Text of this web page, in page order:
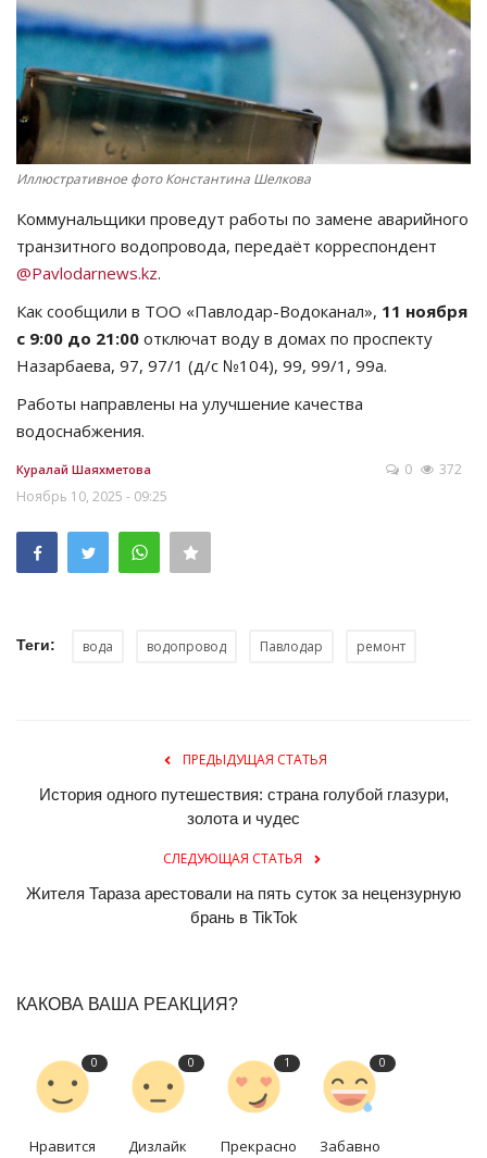
СПОРТ
Чек-лист
РАЗВЛЕЧЕНИЯ
Курултай
Язык
Қазақша Русский
Иллюстративное фото Константина Шелкова
Коммунальщики проведут работы по замене аварийного
транзитного водопровода, передаёт корреспондент
@Pavlodarnews.kz.
Как сообщили в ТОО «Павлодар-Водоканал», 11 ноября
с 9:00 до 21:00 отключат воду в домах по проспекту
Назарбаева, 97, 97/1 (д/с №104), 99, 99/1, 99а.
Работы направлены на улучшение качества
водоснабжения.
Куралай Шаяхметова
Ноябрь 10, 2025 - 09:25
0 372
Теги: вода водопровод Павлодар ремонт
ПРЕДЫДУЩАЯ СТАТЬЯ
История одного путешествия: страна голубой глазури,
золота и чудес
СЛЕДУЮЩАЯ СТАТЬЯ
Жителя Тараза арестовали на пять суток за нецензурную
брань в TikTok
КАКОВА ВАША РЕАКЦИЯ?
0
Нравится
0
Дизлайк
1
Прекрасно
0
Забавно